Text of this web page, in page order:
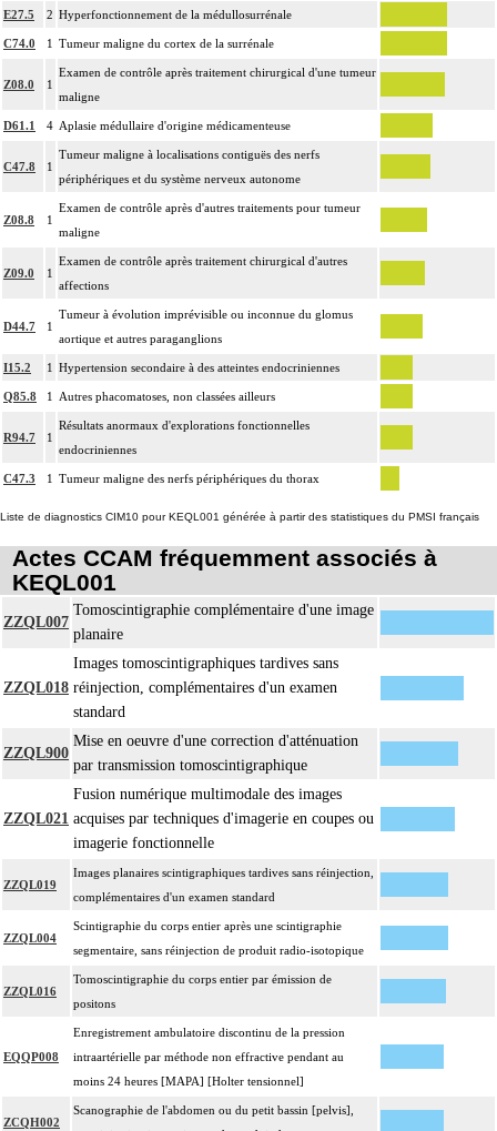
E27.5 2 Hyperfonctionnement de la médullosurrénale
C74.0 1 Tumeur maligne du cortex de la surrénale
Z08.0 1
Examen de contrôle après traitement chirurgical d'une tumeur
maligne
D61.1 4 Aplasie médullaire d'origine médicamenteuse
C47.8 1
Tumeur maligne à localisations contiguës des nerfs
périphériques et du système nerveux autonome
Z08.8 1
Examen de contrôle après d'autres traitements pour tumeur
maligne
Z09.0 1
Examen de contrôle après traitement chirurgical d'autres
affections
D44.7 1
Tumeur à évolution imprévisible ou inconnue du glomus
aortique et autres paraganglions
I15.2 1 Hypertension secondaire à des atteintes endocriniennes
Q85.8 1 Autres phacomatoses, non classées ailleurs
R94.7 1
Résultats anormaux d'explorations fonctionnelles
endocriniennes
C47.3 1 Tumeur maligne des nerfs périphériques du thorax
Liste de diagnostics CIM10 pour KEQL001 générée à partir des statistiques du PMSI français
Actes CCAM fréquemment associés à
KEQL001
ZZQL007
Tomoscintigraphie complémentaire d'une image
planaire
ZZQL018
Images tomoscintigraphiques tardives sans
réinjection, complémentaires d'un examen
standard
ZZQL900
Mise en oeuvre d'une correction d'atténuation
par transmission tomoscintigraphique
ZZQL021
Fusion numérique multimodale des images
acquises par techniques d'imagerie en coupes ou
imagerie fonctionnelle
ZZQL019
Images planaires scintigraphiques tardives sans réinjection,
complémentaires d'un examen standard
ZZQL004
Scintigraphie du corps entier après une scintigraphie
segmentaire, sans réinjection de produit radio-isotopique
ZZQL016
Tomoscintigraphie du corps entier par émission de
positons
EQQP008
Enregistrement ambulatoire discontinu de la pression
intraartérielle par méthode non effractive pendant au
moins 24 heures [MAPA] [Holter tensionnel]
ZCQH002
Scanographie de l'abdomen ou du petit bassin [pelvis],